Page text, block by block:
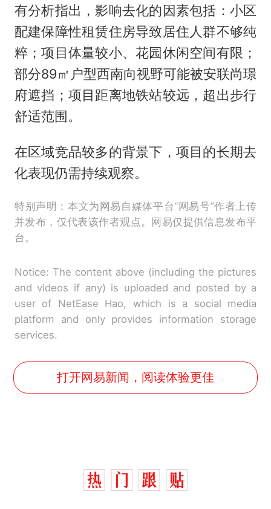
有分析指出，影响去化的因素包括：小区
配建保障性租赁住房导致居住人群不够纯
粹；项目体量较小、花园休闲空间有限；
部分89㎡户型西南向视野可能被安联尚璟
府遮挡；项目距离地铁站较远，超出步行
舒适范围。
在区域竞品较多的背景下，项目的长期去
化表现仍需持续观察。
特别声明：本文为网易自媒体平台“网易号”作者上传
并发布，仅代表该作者观点。网易仅提供信息发布平
台。
Notice: The content above (including the pictures
and videos if any) is uploaded and posted by a
user of NetEase Hao, which is a social media
platform and only provides information storage
services.
打开网易新闻，阅读体验更佳